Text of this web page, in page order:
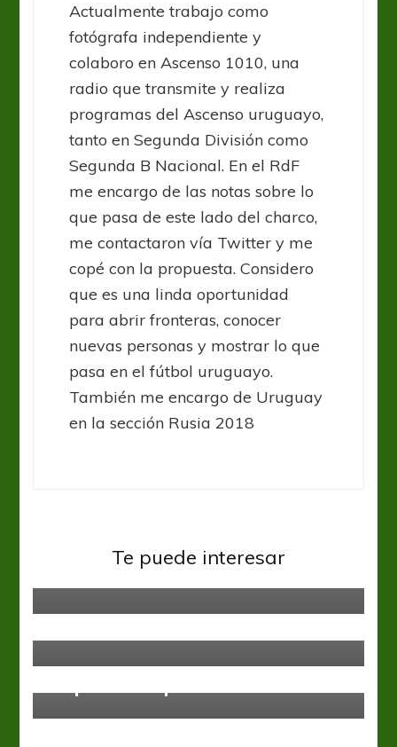
Actualmente trabajo como
fotógrafa independiente y
colaboro en Ascenso 1010, una
radio que transmite y realiza
programas del Ascenso uruguayo,
tanto en Segunda División como
Segunda B Nacional. En el RdF
me encargo de las notas sobre lo
que pasa de este lado del charco,
me contactaron vía Twitter y me
copé con la propuesta. Considero
que es una linda oportunidad
para abrir fronteras, conocer
nuevas personas y mostrar lo que
pasa en el fútbol uruguayo.
También me encargo de Uruguay
en la sección Rusia 2018
Te puede interesar
“Me gusta la federalización del